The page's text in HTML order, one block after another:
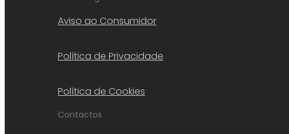
Aviso ao Consumidor
Política de Privacidade
Política de Cookies
Contactos